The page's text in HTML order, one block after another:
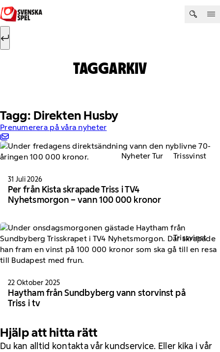
Hoppa till innehåll
Sök efter:
TAGGARKIV
Tagg: Direkten Husby
Prenumerera på våra nyheter
Nyheter Tur Trissvinst
31 Juli 2026
Per från Kista skrapade Triss i TV4
Nyhetsmorgon – vann 100 000 kronor
Trissvinst
22 Oktober 2025
Haytham från Sundbyberg vann storvinst på
Triss i tv
Hjälp att hitta rätt
Du kan alltid kontakta vår kundservice. Eller kika i vår